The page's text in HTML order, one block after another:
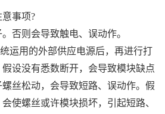
事项?
否则会导致触电、误动作。
运用的外部供应电源后，再进行打
设没有悉数断开，会导致模块缺点
丝松动，会导致短路、误动作。假
使螺丝或许模块损坏，引起短路、